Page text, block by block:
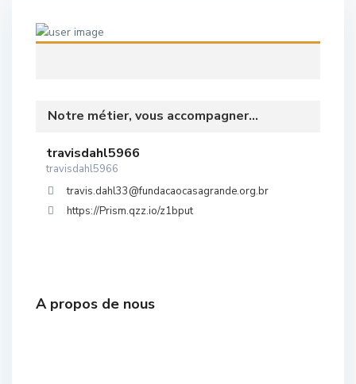
Notre métier, vous accompagner...
travisdahl5966
travisdahl5966
travis.dahl33@fundacaocasagrande.org.br
https://Prism.qzz.io/z1bput
A propos de nous